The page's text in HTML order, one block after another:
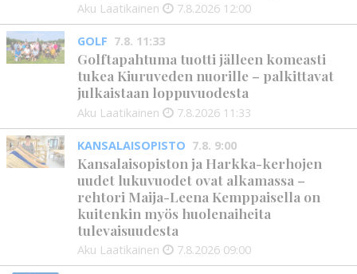
Aku Laatikainen 7.8.2026 12:00
GOLF 7.8. 11:33
Golftapahtuma tuotti jälleen komeasti
tukea Kiuruveden nuorille – palkittavat
julkaistaan loppuvuodesta
Aku Laatikainen 7.8.2026 11:33
KANSALAISOPISTO 7.8. 9:00
Kansalaisopiston ja Harkka-kerhojen
uudet lukuvuodet ovat alkamassa –
rehtori Maija-Leena Kemppaisella on
kuitenkin myös huolenaiheita
tulevaisuudesta
Aku Laatikainen 7.8.2026 09:00